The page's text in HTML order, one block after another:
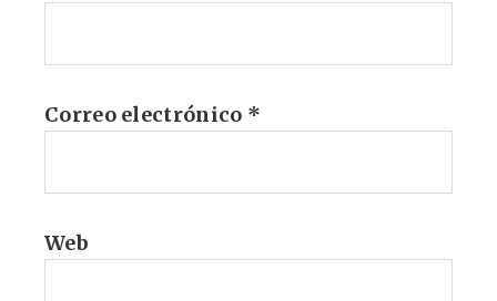
Correo electrónico *
Web